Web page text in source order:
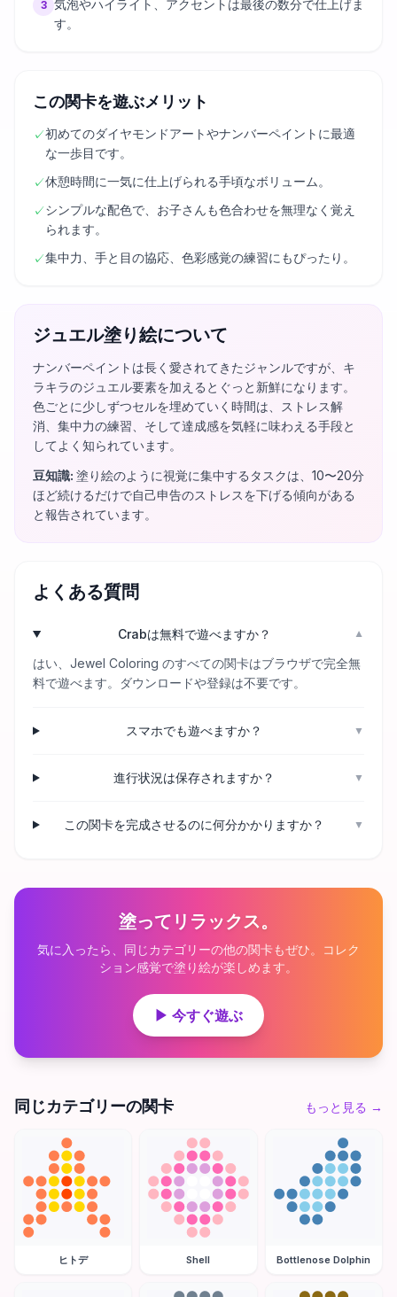
3 気泡やハイライト、アクセントは最後の数分で仕上げま
す。
この関卡を遊ぶメリット
✓初めてのダイヤモンドアートやナンバーペイントに最適
な一歩目です。
✓休憩時間に一気に仕上げられる手頃なボリューム。
✓シンプルな配色で、お子さんも色合わせを無理なく覚え
られます。
✓集中力、手と目の協応、色彩感覚の練習にもぴったり。
ジュエル塗り絵について
ナンバーペイントは長く愛されてきたジャンルですが、キ
ラキラのジュエル要素を加えるとぐっと新鮮になります。
色ごとに少しずつセルを埋めていく時間は、ストレス解
消、集中力の練習、そして達成感を気軽に味わえる手段と
してよく知られています。
豆知識: 塗り絵のように視覚に集中するタスクは、10〜20分
ほど続けるだけで自己申告のストレスを下げる傾向がある
と報告されています。
よくある質問
Crabは無料で遊べますか？ ▼
はい、Jewel Coloring のすべての関卡はブラウザで完全無
料で遊べます。ダウンロードや登録は不要です。
スマホでも遊べますか？ ▼
進行状況は保存されますか？ ▼
この関卡を完成させるのに何分かかりますか？ ▼
塗ってリラックス。
気に入ったら、同じカテゴリーの他の関卡もぜひ。コレク
ション感覚で塗り絵が楽しめます。
▶ 今すぐ遊ぶ
同じカテゴリーの関卡 もっと見る →
ヒトデ Shell Bottlenose Dolphin